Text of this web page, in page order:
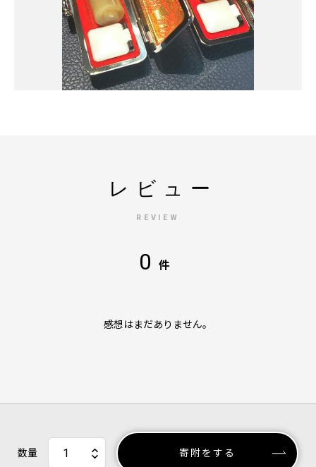
レビュー
REVIEW
0 件
感想はまだありません。
数量 寄附をする